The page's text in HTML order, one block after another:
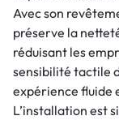
Avec son
préserve la
réduisant les
sensibilité tactile
expérience fluide
L’installation est